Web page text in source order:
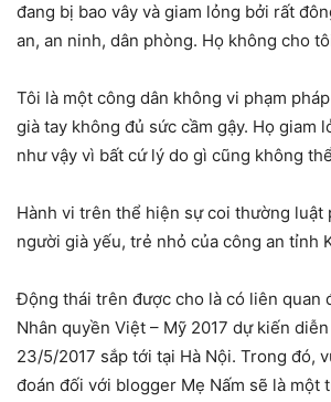
đang bị bao vây và giam lỏng bởi rất
an, an ninh, dân phòng. Họ không cho
Tôi là một công dân không vi phạm
già tay không đủ sức cầm gậy. Họ giam
như vậy vì bất cứ lý do gì cũng không
Hành vi trên thể hiện sự coi thường luật
người già yếu, trẻ nhỏ của công an tỉnh
Động thái trên được cho là có liên quan
Nhân quyền Việt – Mỹ 2017 dự kiến
23/5/2017 sắp tới tại Hà Nội. Trong đó,
đoán đối với blogger Mẹ Nấm sẽ là một